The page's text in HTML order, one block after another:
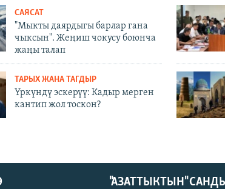
САЯСАТ
"Мыкты даярдыгы барлар гана
чыксын". Жеңиш чокусу боюнча
жаңы талап
ТАРЫХ ЖАНА ТАГДЫР
Үркүндү эскерүү: Кадыр мерген
кантип жол тоскон?
"АЗАТТЫКТЫН"